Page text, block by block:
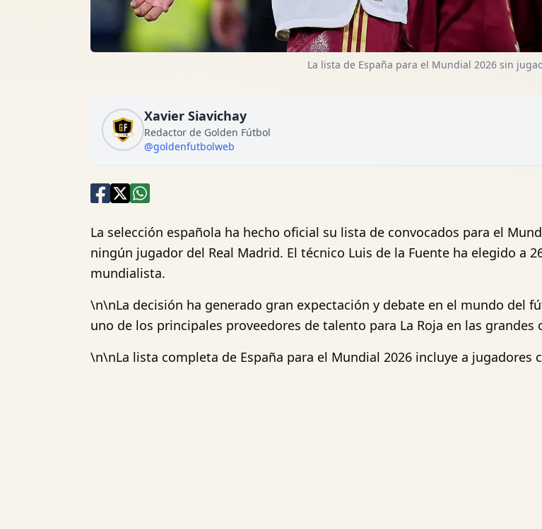
La lista de España para el Mundial 2026 sin
Xavier Siavichay
Redactor de Golden Fútbol
@goldenfutbolweb
La selección española ha hecho oficial su lista de convocados para el
ningún jugador del Real Madrid. El técnico Luis de la Fuente ha elegido a
mundialista.
\n\nLa decisión ha generado gran expectación y debate en el mundo del
uno de los principales proveedores de talento para La Roja en las grandes
\n\nLa lista completa de España para el Mundial 2026 incluye a jugadores